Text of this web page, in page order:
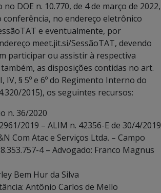
DOE n. 10.770, de 4 de março de 2022,
no endereço eletrônico
e eventualmente, por
meet.jit.si/SessãoTAT, devendo
participar ou assistir à respectiva
as disposições contidas no art.
IV, § 5º e 6º do Regimento Interno do
2015), os seguintes recursos:
n. 36/2020
2019 – ALIM n. 42356-E de 30/4/2019
Com Atac e Serviços Ltda. – Campo
4 – Advogado: Franco Magnus
Bem Hur da Silva
Antônio Carlos de Mello